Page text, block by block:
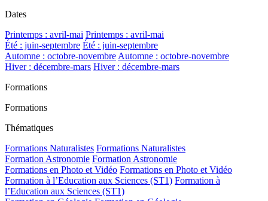
Dates
Printemps : avril-mai Printemps : avril-mai
Été : juin-septembre Été : juin-septembre
Automne : octobre-novembreAutomne : octobre-novembre
Hiver : décembre-mars Hiver : décembre-mars
Formations
Formations
Thématiques
Formations Naturalistes Formations Naturalistes
Formation Astronomie Formation Astronomie
Formations en Photo et Vidéo Formations en Photo et Vidéo
Formation à l’Education aux Sciences (ST1) Formation à
l’Education aux Sciences (ST1)